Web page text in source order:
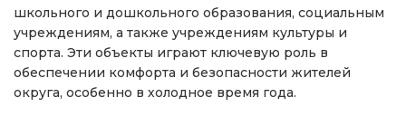
школьного и дошкольного образования, социальным
учреждениям, а также учреждениям культуры и
спорта. Эти объекты играют ключевую роль в
обеспечении комфорта и безопасности жителей
округа, особенно в холодное время года.